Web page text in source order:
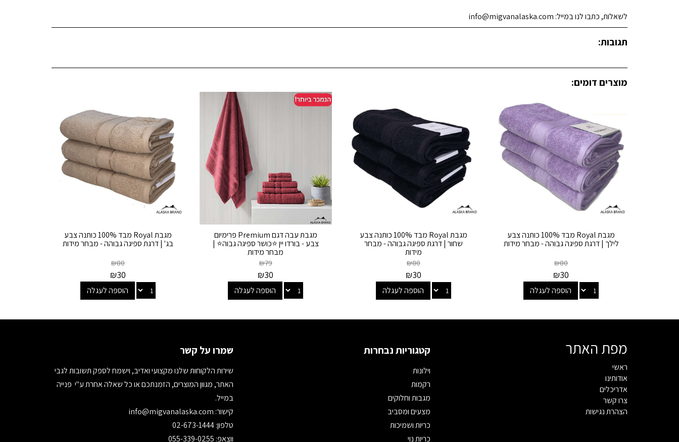
לשאלות, כתבו לנו במייל: info@migvanalaska.com
תגובות:
מוצרים דומים:
מגבת Royal מבד 100% כותנה צבע
לילך | דרגת ספיגה גבוהה - מבחר מידות
₪80
₪30
הוספה לעגלה
מגבת Royal מבד 100% כותנה צבע
שחור | דרגת ספיגה גבוהה - מבחר
מידות
₪80
₪30
הוספה לעגלה
מגבת עבה דגם Premium פרימיום
צבע - בורדו יין ⭐כושר ספיגה גבוה⭐ |
מבחר מידות
₪79
₪30
הוספה לעגלה
מגבת Royal מבד 100% כותנה צבע
בג' | דרגת ספיגה גבוהה - מבחר מידות
₪80
₪30
הוספה לעגלה
מפת האתר
ראשי
אודותינו
אדריכלים
צרו קשר
הצהרת נגישות
קטגוריות נבחרות
וילונות
רקמות
מגבות וחלוקים
מצעים ומסביב
כריות ושמיכות
כריות נוי
שמרו על קשר
שירות הלקוחות שלנו מקצועי ואדיב, וישמח לספק תשובות לגבי
האתר, מגוון המוצרים, הזמנתכם או כל שאלה אחרת ע"י פנייה
במייל.
קישור:
טלפון: 02-673-1444
ווצאפ: 055-339-0255